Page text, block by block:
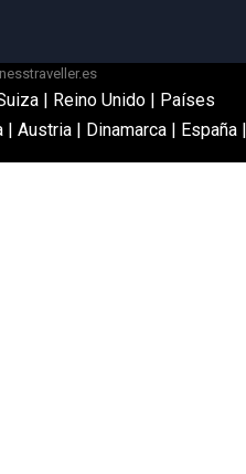
| Reino Unido| Países
| Austria | Dinamarca | España